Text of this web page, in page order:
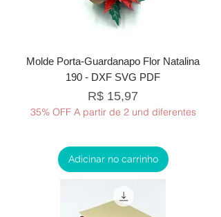
Molde Porta-Guardanapo Flor Natalina
190 - DXF SVG PDF
Preço
R$ 15,97
35% OFF A partir de 2 und diferentes
Adicinar no carrinho